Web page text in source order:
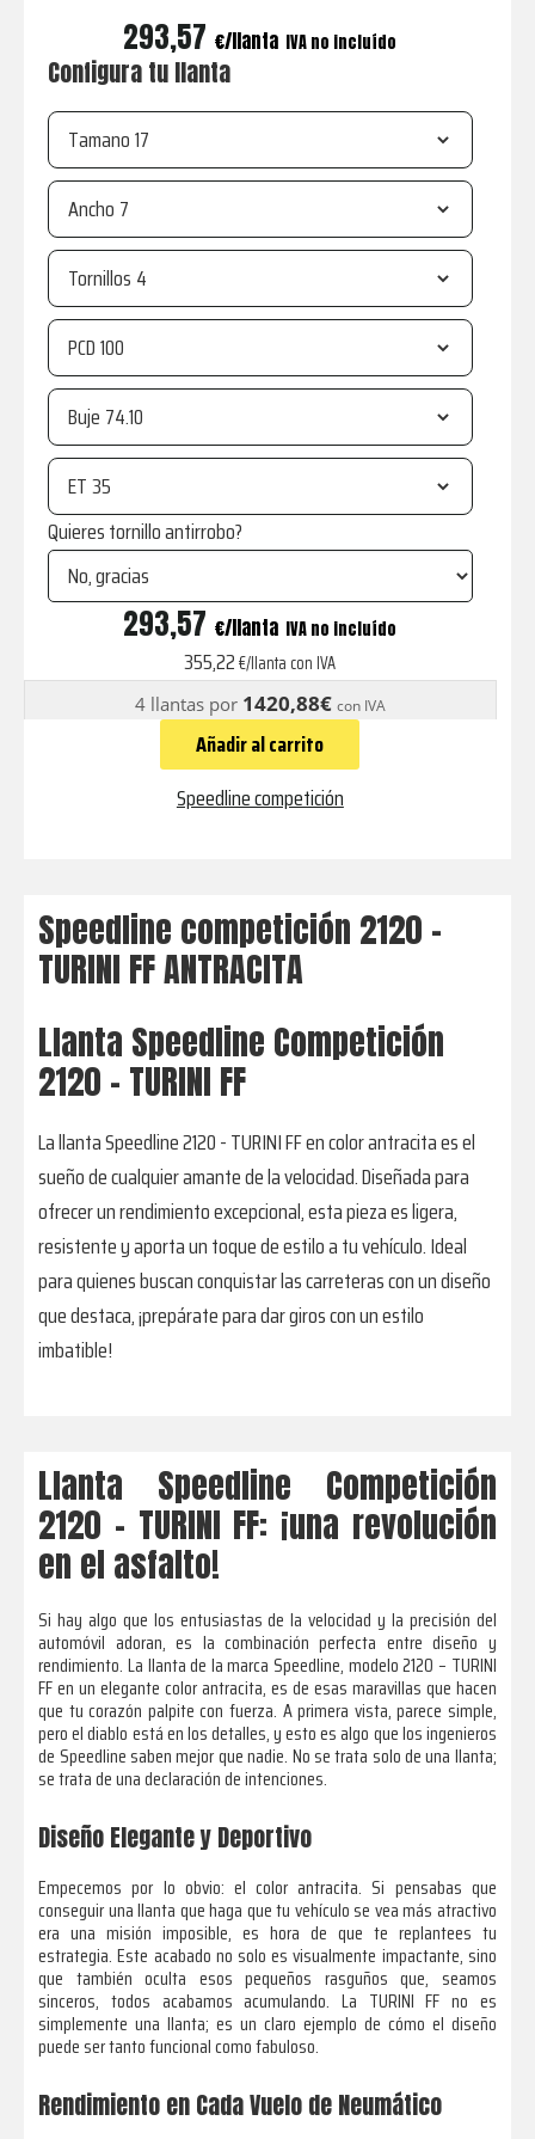
293,57 € IVA no incluído
Configura tu llanta
Tamano
Ancho
Tornillos
PCD
Buje
ET
Quieres tornillo antirrobo?
TURINI
FF
293,57 € IVA no incluído
355,22€/llanta con IVA
4 llantas por 1420,88€ con IVA
Añadir al carrito
Speedline competición
Speedline competición 2120 –
TURINI FF ANTRACITA
Llanta Speedline Competición
2120 - TURINI FF
La llanta Speedline 2120 - TURINI FF en color antracita es el
sueño de cualquier amante de la velocidad. Diseñada para
ofrecer un rendimiento excepcional, esta pieza es ligera,
resistente y aporta un toque de estilo a tu vehículo. Ideal
para quienes buscan conquistar las carreteras con un diseño
que destaca, ¡prepárate para dar giros con un estilo
imbatible!
Llanta Speedline Competición
2120 – TURINI FF: ¡una revolución
en el asfalto!
Si hay algo que los entusiastas de la velocidad y la precisión del
automóvil adoran, es la combinación perfecta entre diseño y
rendimiento. La llanta de la marca Speedline, modelo 2120 – TURINI
FF en un elegante color antracita, es de esas maravillas que hacen
que tu corazón palpite con fuerza. A primera vista, parece simple,
pero el diablo está en los detalles, y esto es algo que los ingenieros
de Speedline saben mejor que nadie. No se trata solo de una llanta;
se trata de una declaración de intenciones.
Diseño Elegante y Deportivo
Empecemos por lo obvio: el color antracita. Si pensabas que
conseguir una llanta que haga que tu vehículo se vea más atractivo
era una misión imposible, es hora de que te replantees tu
estrategia. Este acabado no solo es visualmente impactante, sino
que también oculta esos pequeños rasguños que, seamos
sinceros, todos acabamos acumulando. La TURINI FF no es
simplemente una llanta; es un claro ejemplo de cómo el diseño
puede ser tanto funcional como fabuloso.
Rendimiento en Cada Vuelo de Neumático